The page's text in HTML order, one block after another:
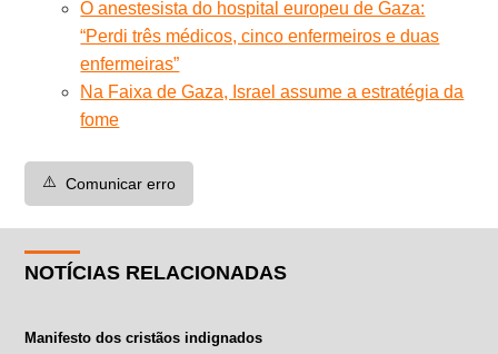
O anestesista do hospital europeu de Gaza:
“Perdi três médicos, cinco enfermeiros e duas
enfermeiras”
Na Faixa de Gaza, Israel assume a estratégia da
fome
⚠️ Comunicar erro
NOTÍCIAS RELACIONADAS
Manifesto dos cristãos indignados